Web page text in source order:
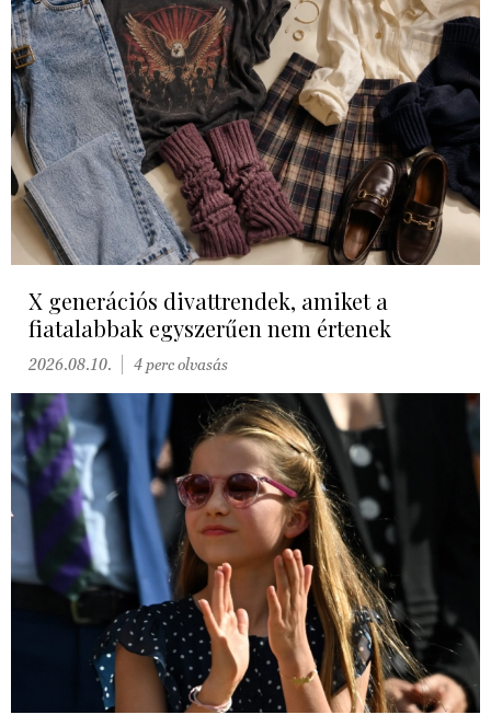
X generációs divattrendek, amiket a
fiatalabbak egyszerűen nem értenek
2026.08.10. 4 perc olvasás